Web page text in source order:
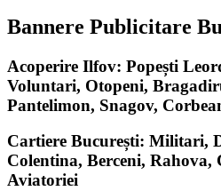
Bannere Publicitare
Acoperire Ilfov: Popești
Voluntari, Otopeni,
Pantelimon, Snagov,
Cartiere București: Militari,
Colentina, Berceni, Rahova,
Aviatoriei